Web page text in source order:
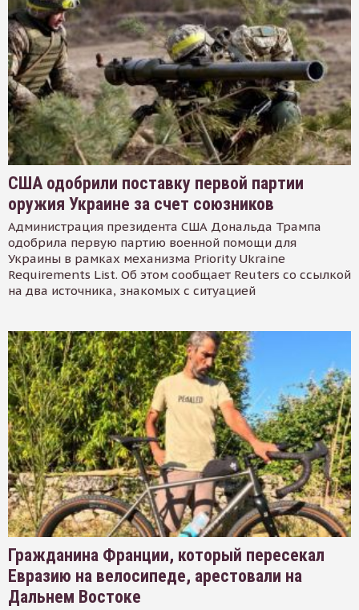
США одобрили поставку первой партии
оружия Украине за счет союзников
Администрация президента США Дональда Трампа
одобрила первую партию военной помощи для
Украины в рамках механизма Priority Ukraine
Requirements List. Об этом сообщает Reuters со ссылкой
на два источника, знакомых с ситуацией
Гражданина Франции, который пересекал
Евразию на велосипеде, арестовали на
Дальнем Востоке